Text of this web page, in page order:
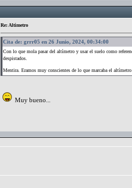
Re: Altimetro
Cita de: grrr05 en 26 Junio, 2024, 00:34:00
Con lo que mola pasar del altímetro y usar el suelo como
despistados.
Mentira. Eramos muy conscientes de lo que marcaba el
Muy bueno...